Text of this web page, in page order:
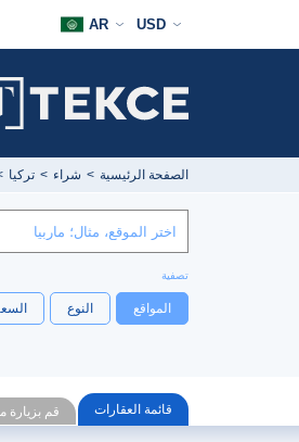
الصفحة الرئيسية شراء تركيا
تصفية
المواقع النوع
قائمة العقارات قم بزيارة
USD
AR